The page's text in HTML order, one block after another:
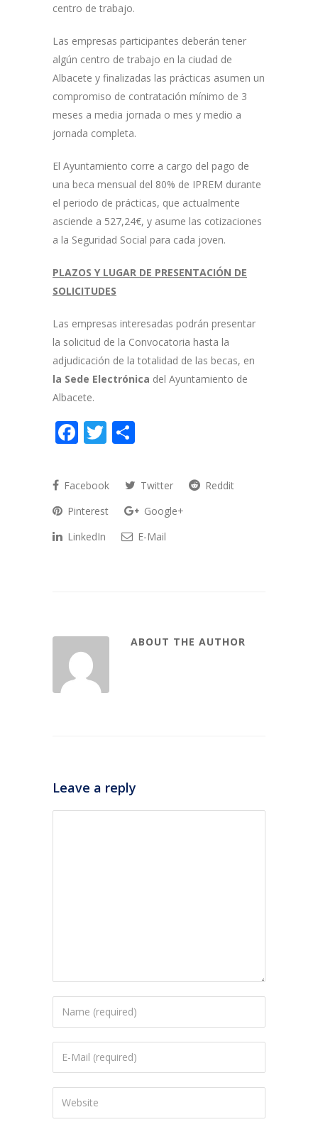
centro de trabajo.
Las empresas participantes deberán tener
algún centro de trabajo en la ciudad de
Albacete y finalizadas las prácticas asumen un
compromiso de contratación mínimo de 3
meses a media jornada o mes y medio a
jornada completa.
El Ayuntamiento corre a cargo del pago de
una beca mensual del 80% de IPREM durante
el periodo de prácticas, que actualmente
asciende a 527,24€, y asume las cotizaciones
a la Seguridad Social para cada joven.
PLAZOS Y LUGAR DE PRESENTACIÓN DE
SOLICITUDES
Las empresas interesadas podrán presentar
la solicitud de la Convocatoria hasta la
adjudicación de la totalidad de las becas, en
la Sede Electrónica del Ayuntamiento de
Albacete.
Facebook
Twitter
Facebook Twitter
Reddit
Pinterest
Google+
LinkedIn
E-Mail
ABOUT THE AUTHOR
Leave a reply